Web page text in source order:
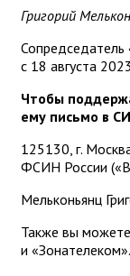
Григорий
Сопредседатель
с 18 августа
Чтобы
ему письмо в
125130, г.
ФСИН России
Мельконьянц
Также вы
и «Зонателеком».